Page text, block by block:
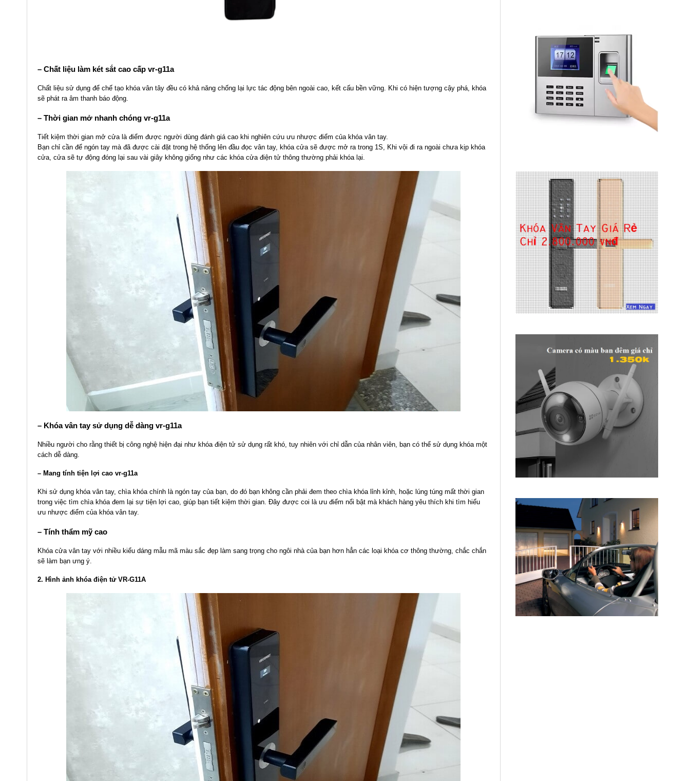
– Chất liệu làm két sắt cao cấp vr-g11a
Chất liệu sử dụng để chế tạo khóa vân tây đều có khả năng chống lại lực tác động bên ngoài cao, kết cấu bền vững. Khi có hiện tượng cậy phá, khóa
sẽ phát ra âm thanh báo động.
– Thời gian mở nhanh chóng vr-g11a
Tiết kiệm thời gian mở cửa là điểm được người dùng đánh giá cao khi nghiên cứu ưu nhược điểm của khóa vân tay.
Bạn chỉ cần để ngón tay mà đã được cài đặt trong hệ thống lên đầu đọc vân tay, khóa cửa sẽ được mở ra trong 1S, Khi vội đi ra ngoài chưa kịp khóa
cửa, cửa sẽ tự động đóng lại sau vài giây không giống như các khóa cửa điện tử thông thường phải khóa lại.
– Khóa vân tay sử dụng dễ dàng vr-g11a
Nhiều người cho rằng thiết bị công nghệ hiện đại như khóa điện tử sử dụng rất khó, tuy nhiên với chỉ dẫn của nhân viên, bạn có thể sử dụng khóa một
cách dễ dàng.
– Mang tính tiện lợi cao vr-g11a
Khi sử dụng khóa vân tay, chìa khóa chính là ngón tay của bạn, do đó bạn không cần phải đem theo chìa khóa lỉnh kỉnh, hoặc lúng túng mất thời gian
trong việc tìm chìa khóa đem lại sự tiện lợi cao, giúp bạn tiết kiệm thời gian. Đây được coi là ưu điểm nổi bật mà khách hàng yêu thích khi tìm hiểu
ưu nhược điểm của khóa vân tay.
– Tính thẩm mỹ cao
Khóa cửa vân tay với nhiều kiểu dáng mẫu mã màu sắc đẹp làm sang trọng cho ngôi nhà của bạn hơn hẳn các loại khóa cơ thông thường, chắc chắn
sẽ làm bạn ưng ý.
2. Hình ảnh khóa điện tử VR-G11A